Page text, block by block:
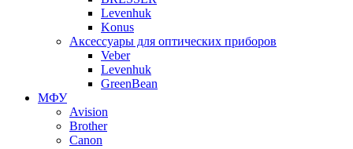
Levenhuk
Konus
Аксессуары для оптических приборов
Veber
Levenhuk
GreenBean
МФУ
Avision
Brother
Canon